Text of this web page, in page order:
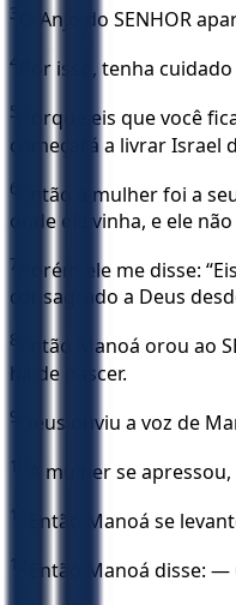
3 O Anjo do SENHOR
4 Por isso, tenha
5
Porque eis que você
começará a livrar Israel
6
Então a mulher foi a
onde ele vinha, e ele
7
Porém ele me disse:
consagrado a Deus
8
Então Manoá orou ao
há de nascer.
9 Deus ouviu a voz de
10 A mulher se
11 Então Manoá se
12 Então Manoá disse: